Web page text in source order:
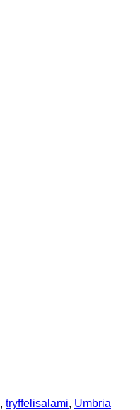
, tryffelisalami, Umbria